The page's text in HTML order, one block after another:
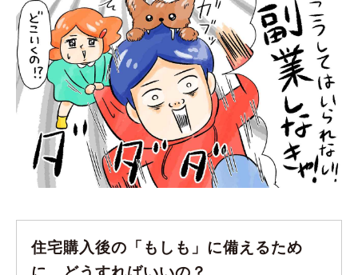
住宅購入後の「もしも」に備えるため